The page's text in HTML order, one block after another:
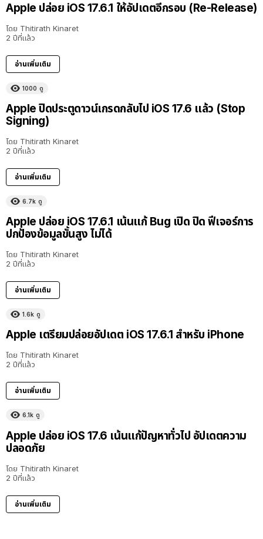
Apple ปล่อย iOS 17.6.1 ให้อัปเดตอีกรอบ (Re-Release)
โดย Thitirath Kinaret
2 ปีที่แล้ว
อ่านเพิ่มเติม
1000 ดู
Apple ปิดประตูดาวน์เกรดกลับไป iOS 17.6 แล้ว (Stop
Signing)
โดย Thitirath Kinaret
2 ปีที่แล้ว
อ่านเพิ่มเติม
6.7k ดู
Apple ปล่อย iOS 17.6.1 เน้นแก้ Bug เปิด ปิด ฟีเจอร์การ
ปกป้องข้อมูลขั้นสูง ไม่ได้
โดย Thitirath Kinaret
2 ปีที่แล้ว
อ่านเพิ่มเติม
1.6k ดู
Apple เตรียมปล่อยอัปเดต iOS 17.6.1 สำหรับ iPhone
โดย Thitirath Kinaret
2 ปีที่แล้ว
อ่านเพิ่มเติม
6.1k ดู
Apple ปล่อย iOS 17.6 เน้นแก้ปัญหาทั่วไป อัปเดตความ
ปลอดภัย
โดย Thitirath Kinaret
2 ปีที่แล้ว
อ่านเพิ่มเติม